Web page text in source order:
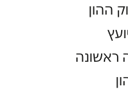
ההון
ראשונה